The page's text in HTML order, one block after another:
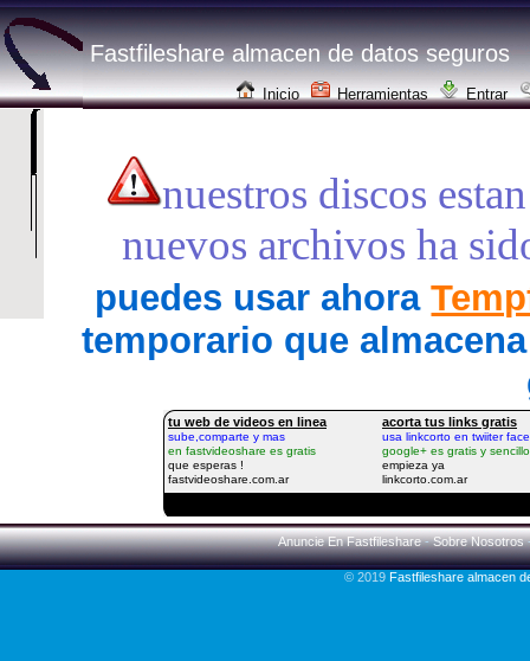
Inicio Herramientas Entrar
Fastfileshare almacen de datos seguros
nuestros discos
nuevos archivos ha
puedes usar ahora
temporario que
Anuncie En Fastfileshare-Sobre Nosotros
© 2019Fastfileshare almacen